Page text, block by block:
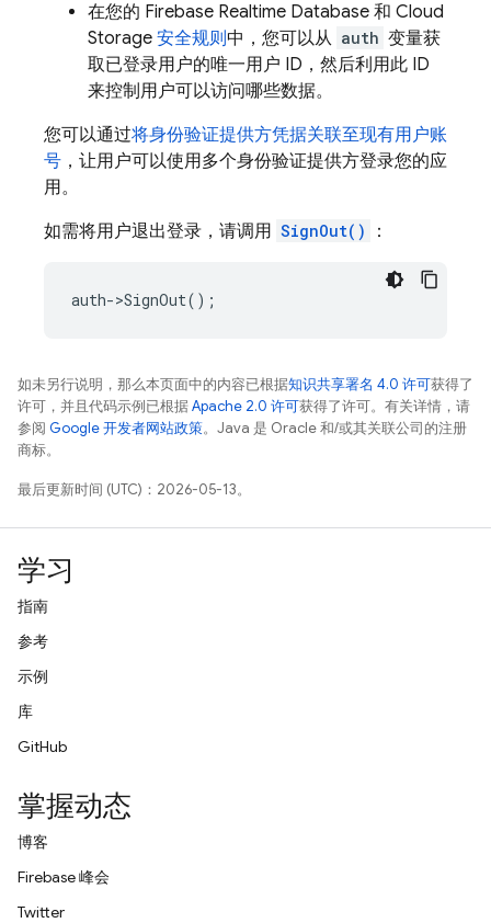
在您的 Firebase Realtime Database 和 Cloud
Storage 安全规则中，您可以从 auth 变量获
取已登录用户的唯一用户 ID，然后利用此 ID
来控制用户可以访问哪些数据。
您可以通过将身份验证提供方凭据关联至现有用户账
号 ，让用户可以使用多个身份验证提供方登录您的应
用。
如需将用户退出登录，请调用 SignOut() ：
auth->SignOut();
如未另行说明，那么本页面中的内容已根据知识共享署名 4.0 许可获得了
许可，并且代码示例已根据Apache 2.0 许可获得了许可。有关详情，请
参阅 Google 开发者网站政策。Java 是 Oracle 和/或其关联公司的注册
商标。
最后更新时间 (UTC)：2026-05-13。
学习
指南
参考
示例
库
GitHub
掌握动态
博客
Firebase 峰会
Twitter